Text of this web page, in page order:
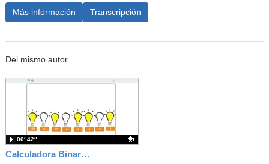
Más información Transcripción
Del mismo autor…
Calculadora Binario a Decimal
00′ 42″